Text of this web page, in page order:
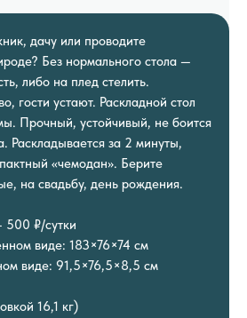
дачу или проводите
Без нормального стола —
либо на плед стелить.
гости устают. Раскладной стол
Прочный, устойчивый, не боится
Раскладывается за 2 минуты,
«чемодан». Берите
на свадьбу, день рождения.
500 ₽/сутки
виде: 183×76×74 см
виде: 91,5×76,5×8,5 см
16,1 кг)